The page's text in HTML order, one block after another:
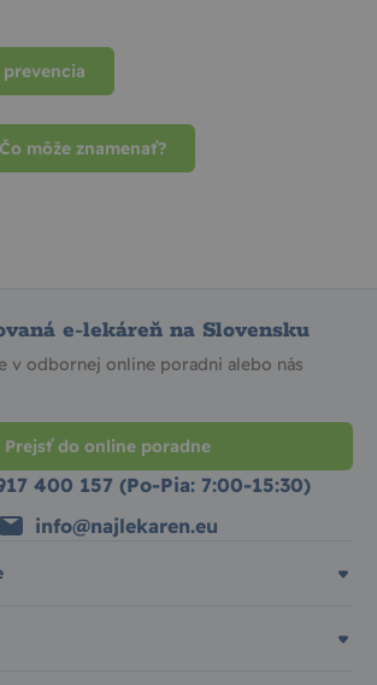
môže znamenať?
e-lekáreň na Slovensku
v odbornej online poradni alebo nás
Prejsť do online poradne
400 157 (Po-Pia: 7:00-15:30)
info@najlekaren.eu